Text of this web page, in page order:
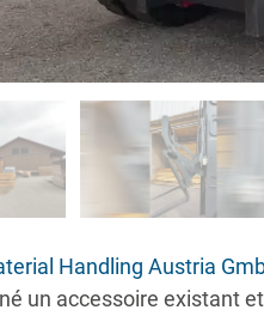
Handling Austria
un accessoire existant